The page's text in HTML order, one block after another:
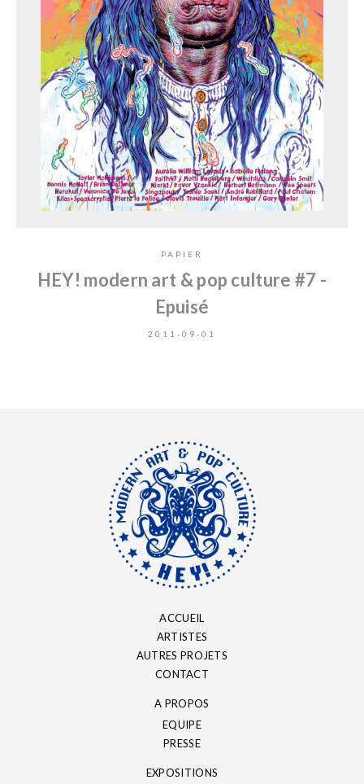
PAPIER
HEY! modern art & pop culture #7 -
Epuisé
2011-09-01
ACCUEIL
ARTISTES
AUTRES PROJETS
CONTACT
A PROPOS
EQUIPE
PRESSE
EXPOSITIONS